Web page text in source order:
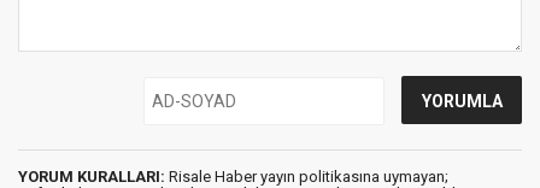
YORUM KURALLARI: Risale Haber yayın politikasına uymayan;